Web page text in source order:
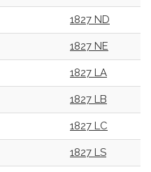
1827 ND
1827 NE
1827 LA
1827 LB
1827 LC
1827 LS